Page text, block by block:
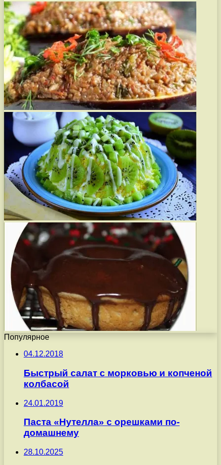
Популярное
04.12.2018
Быстрый салат с морковью и копченой
колбасой
24.01.2019
Паста «Нутелла» с орешками по-
домашнему
28.10.2025